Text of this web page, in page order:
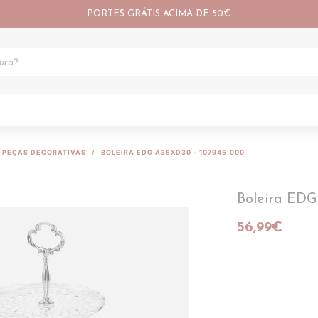
PORTES GRÁTIS ACIMA DE 50€
PEÇAS DECORATIVAS BOLEIRA EDG A35XD30 - 107945.000
Boleira
56,99€